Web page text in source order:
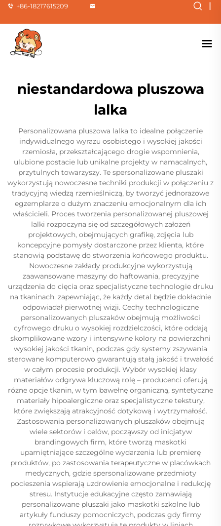
+86-18217615209 |
niestandardowa pluszowa
lalka
Personalizowana pluszowa lalka to idealne połączenie
indywidualnego wyrazu osobistego i wysokiej jakości
rzemiosła, przekształcającego drogie wspomnienia,
ulubione postacie lub unikalne projekty w namacalnych,
przytulnych towarzyszy. Te spersonalizowane pluszaki
wykorzystują nowoczesne techniki produkcji w połączeniu z
tradycyjną wiedzą rzemieślniczą, by tworzyć jednorazowe
egzemplarze o dużym znaczeniu emocjonalnym dla ich
właścicieli. Proces tworzenia personalizowanej pluszowej
lalki rozpoczyna się od szczegółowych założeń
projektowych, obejmujących grafikę, zdjęcia lub
koncepcyjne pomysły dostarczone przez klienta, które
stanowią podstawę do stworzenia końcowego produktu.
Nowoczesne zakłady produkcyjne wykorzystują
zaawansowane maszyny do haftowania, precyzyjne
urządzenia do cięcia oraz specjalistyczne technologie druku
na tkaninach, zapewniając, że każdy detal będzie dokładnie
odpowiadał pierwotnej wizji. Cechy technologiczne
personalizowanych pluszaków obejmują możliwości
cyfrowego druku o wysokiej rozdzielczości, które oddają
skomplikowane wzory i intensywne kolory na powierzchni
wysokiej jakości tkanin, podczas gdy systemy zszywania
sterowane komputerowo gwarantują stałą jakość i trwałość
w całym procesie produkcji. Wybór wysokiej klasy
materiałów odgrywa kluczową rolę – producenci oferują
różne opcje tkanin, w tym bawełnę organiczną, syntetyczne
materiały hipoalergiczne oraz specjalistyczne tekstury,
które zwiększają atrakcyjność dotykową i wytrzymałość.
Zastosowania personalizowanych pluszaków obejmują
wiele sektorów i celów, począwszy od inicjatyw
brandingowych firm, które tworzą maskotki
upamiętniające szczególne wydarzenia lub premierę
produktów, po zastosowania terapeutyczne w placówkach
medycznych, gdzie spersonalizowane przedmioty
pocieszenia wspierają uzdrowienie emocjonalne i redukcję
stresu. Instytucje edukacyjne często zamawiają
personalizowane pluszaki jako maskotki szkolne lub
artykuły funduszy pomocniczych, podczas gdy firmy